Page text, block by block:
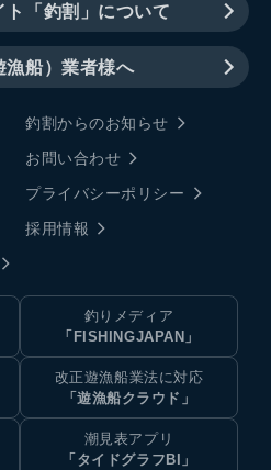
ト「釣割」について
漁船）業者様へ
釣割からのお知らせ
お問い合わせ
プライバシーポリシー
採用情報
釣りメディア
「FISHINGJAPAN」
改正遊漁船業法に対応
「遊漁船クラウド」
潮見表アプリ
「タイドグラフBI」